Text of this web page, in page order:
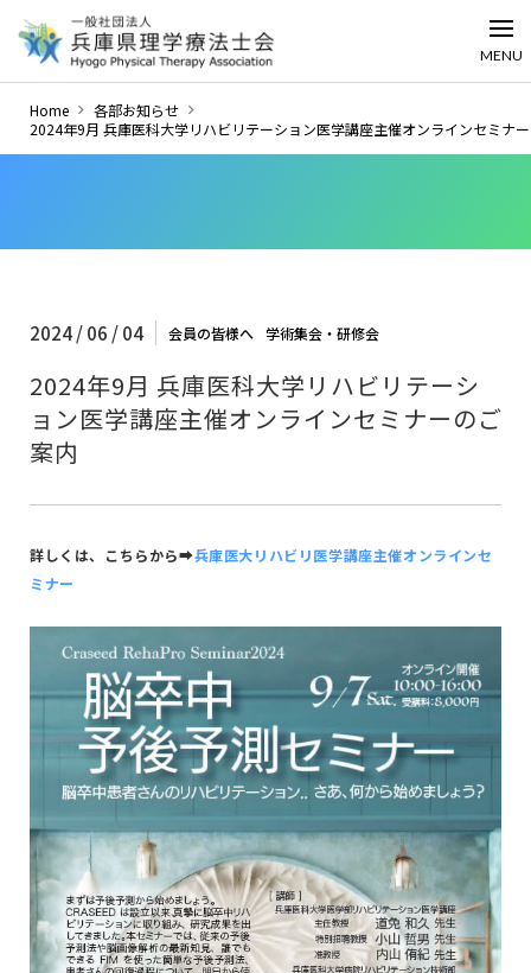
MENU
Home
各部お知らせ
2024年9月 兵庫医科大学リハビリテーション医学講座主催オンラインセミナ
2024 / 06 / 04 会員の皆様へ 学術集会・研修会
2024年9月 兵庫医科大学リハビリテーシ
ョン医学講座主催オンラインセミナーのご
案内
詳しくは、こちらから➡︎兵庫医大リハビリ医学講座主催オンラインセ
ミナー